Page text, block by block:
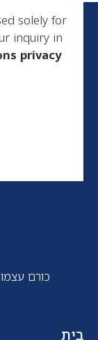
solely for
inquiry in
privacy
כורם
בית